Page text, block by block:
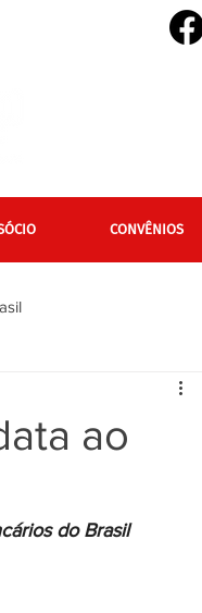
CONVÊNIOS
Editais
ao
do Brasil